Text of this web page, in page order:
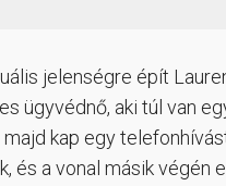
jelenségre épít
ügyvédnő, aki túl van
kap egy
és a vonal másik